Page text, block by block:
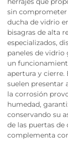
sin comprometer
ducha de vidrio
bisagras de alta
especializados,
paneles de
un
apertura y cierre.
suelen presentar
la corrosión
humedad,
conservando su
de las puertas
complementa